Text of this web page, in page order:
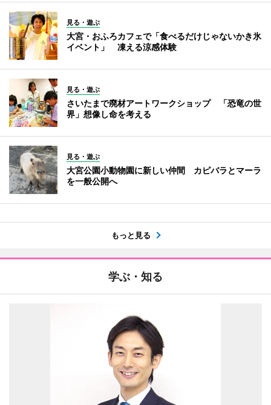
見る・遊ぶ
大宮・おふろカフェで「食べるだけじゃないかき氷
イベント」 凍える涼感体験
見る・遊ぶ
さいたまで廃材アートワークショップ 「恐竜の世
界」想像し命を考える
見る・遊ぶ
大宮公園小動物園に新しい仲間 カピバラとマーラ
を一般公開へ
もっと見る
学ぶ・知る